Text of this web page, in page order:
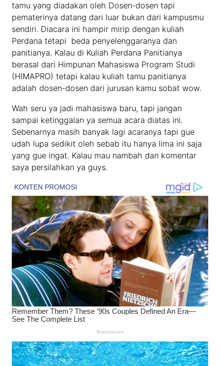
tamu yang diadakan oleh Dosen-dosen tapi
pematerinya datang dari luar bukan dari kampusmu
sendiri. Diacara ini hampir mirip dengan kuliah
Perdana tetapi beda penyelenggaranya dan
panitianya. Kalau di Kuliah Perdana Panitianya
berasal dari Himpunan Mahasiswa Program Studi
(HIMAPRO) tetapi kalau kuliah tamu panitianya
adalah dosen-dosen dari jurusan kamu sobat wow.
Wah seru ya jadi mahasiswa baru, tapi jangan
sampai ketinggalan ya semua acara diatas ini.
Sebenarnya masih banyak lagi acaranya tapi gue
udah lupa sedikit oleh sebab itu hanya lima ini saja
yang gue ingat. Kalau mau nambah dan komentar
saya persilahkan ya guys.